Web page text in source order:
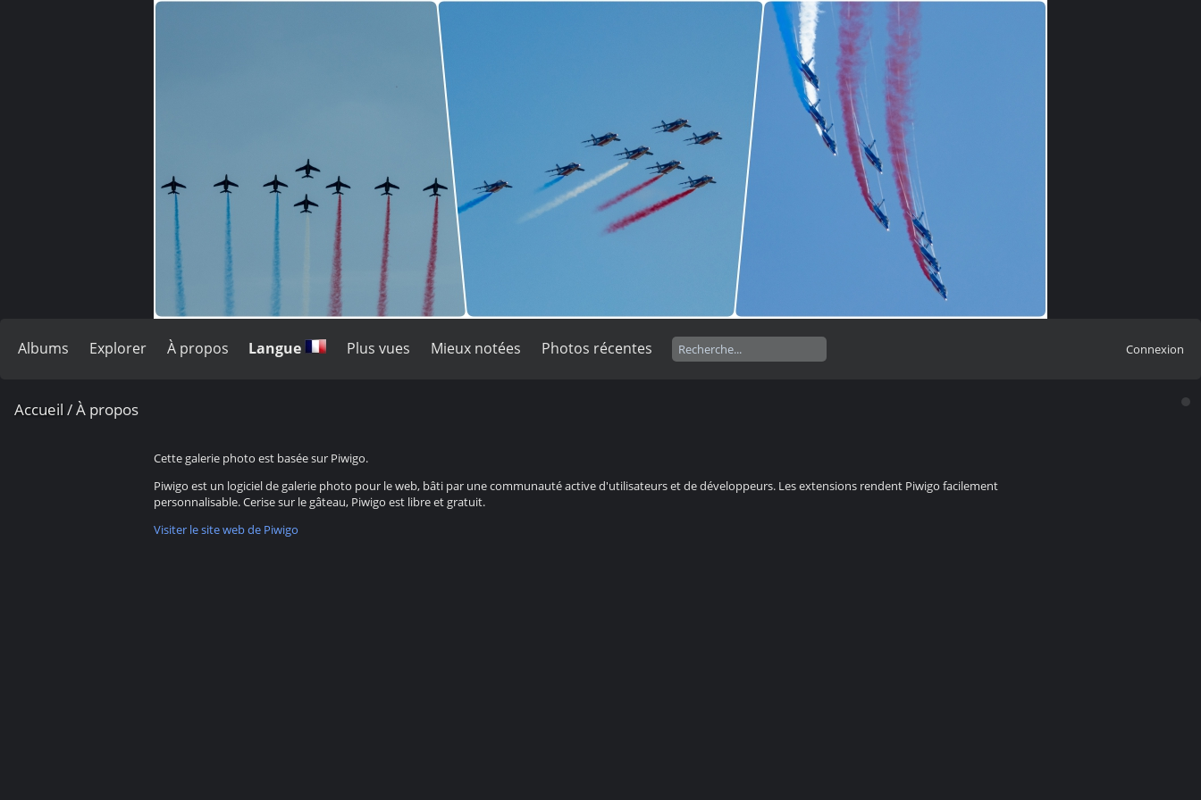
Albums Explorer À propos Langue Plus vues Mieux notées Photos récentes Connexion
Accueil / À propos
Cette galerie photo est basée sur Piwigo.
Piwigo est un logiciel de galerie photo pour le web, bâti par une communauté active d'utilisateurs et de développeurs. Les extensions rendent Piwigo facilement
personnalisable. Cerise sur le gâteau, Piwigo est libre et gratuit.
Visiter le site web de Piwigo